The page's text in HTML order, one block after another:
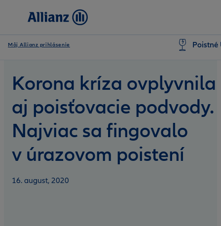
Môj Allianz prihlásenie Poistné
Korona kríza ovplyvnila
aj poisťovacie podvody.
Najviac sa fingovalo
v úrazovom poistení
16. august, 2020